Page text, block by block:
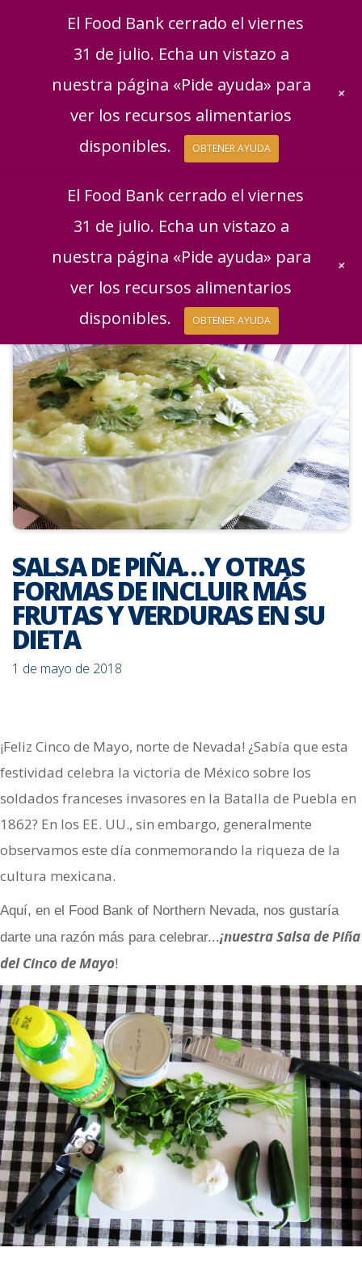
Español Consigue ayuda
SALSA DE PIÑA…Y OTRAS
FORMAS DE INCLUIR MÁS
FRUTAS Y VERDURAS EN SU
DIETA
1 de mayo de 2018
¡Feliz Cinco de Mayo, norte de Nevada! ¿Sabía que esta
festividad celebra la victoria de México sobre los
soldados franceses invasores en la Batalla de Puebla en
1862? En los EE. UU., sin embargo, generalmente
observamos este día conmemorando la riqueza de la
cultura mexicana.
Aquí, en el Food Bank of Northern Nevada, nos gustaría
darte una razón más para celebrar...¡nuestra Salsa de Piña
del Cinco de Mayo!
El Food Bank cerrado el viernes
31 de julio. Echa un vistazo a
nuestra página «Pide ayuda» para
ver los recursos alimentarios
disponibles.
OBTENER AYUDA
+
El Food Bank cerrado el viernes
31 de julio. Echa un vistazo a
nuestra página «Pide ayuda» para
ver los recursos alimentarios
disponibles.
OBTENER AYUDA
+